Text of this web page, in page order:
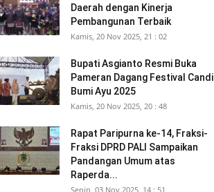
Daerah dengan Kinerja
Pembangunan Terbaik
Kamis, 20 Nov 2025, 21 : 02
Bupati Asgianto Resmi Buka
Pameran Dagang Festival Candi
Bumi Ayu 2025
Kamis, 20 Nov 2025, 20 : 48
Rapat Paripurna ke-14, Fraksi-
Fraksi DPRD PALI Sampaikan
Pandangan Umum atas
Raperda...
Senin, 03 Nov 2025, 14 : 51